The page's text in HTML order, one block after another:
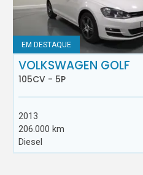
EM DESTAQUE
VOLKSWAGEN GOLF
105CV - 5P
2013
206.000 km
Diesel